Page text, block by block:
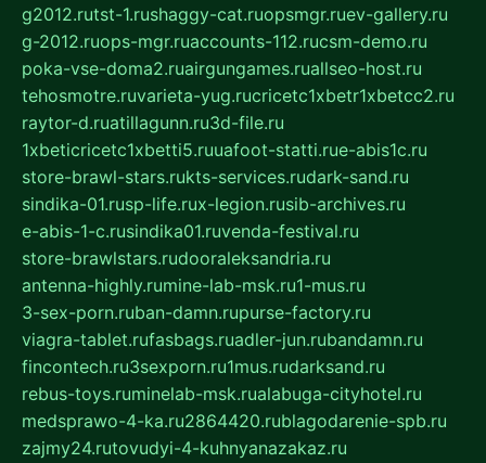
g2012.rutst-1.rushaggy-cat.ruopsmgr.ruev-gallery.ru
g-2012.ruops-mgr.ruaccounts-112.rucsm-demo.ru
poka-vse-doma2.ruairgungames.ruallseo-host.ru
tehosmotre.ruvarieta-yug.rucricetc1xbetr1xbetcc2.ru
raytor-d.ruatillagunn.ru3d-file.ru
1xbeticricetc1xbetti5.ruuafoot-statti.rue-abis1c.ru
store-brawl-stars.rukts-services.rudark-sand.ru
sindika-01.rusp-life.rux-legion.rusib-archives.ru
e-abis-1-c.rusindika01.ruvenda-festival.ru
store-brawlstars.rudooraleksandria.ru
antenna-highly.rumine-lab-msk.ru1-mus.ru
3-sex-porn.ruban-damn.rupurse-factory.ru
viagra-tablet.rufasbags.ruadler-jun.rubandamn.ru
fincontech.ru3sexporn.ru1mus.rudarksand.ru
rebus-toys.ruminelab-msk.rualabuga-cityhotel.ru
medsprawo-4-ka.ru2864420.rublagodarenie-spb.ru
zajmy24.rutovudyi-4-kuhnyanazakaz.ru